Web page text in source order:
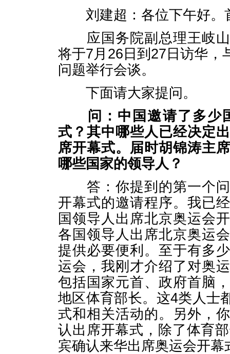
刘建超：各位下午好。
应国务院副总理王岐山
将于7月26日到27日访华，
问题举行会谈。
下面请大家提问。
问：中国邀请了多少
式？其中哪些人已经决定
席开幕式。届时胡锦涛主
哪些国家的领导人？
答：你提到的第一个问
开幕式的邀请程序。我已
国领导人出席北京奥运会
各国领导人出席北京奥运
提供必要便利。至于有多
运会，我刚才介绍了对奥
包括国家元首、政府首脑
地区体育部长。这4类人士
式和相关活动的。另外，
认出席开幕式，除了体育
宾确认来华出席奥运会开幕